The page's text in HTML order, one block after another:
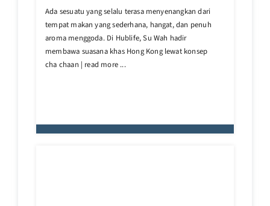
Ada sesuatu yang selalu terasa menyenangkan dari
tempat makan yang sederhana, hangat, dan penuh
aroma menggoda. Di Hublife, Su Wah hadir
membawa suasana khas Hong Kong lewat konsep
cha chaan | read more ...